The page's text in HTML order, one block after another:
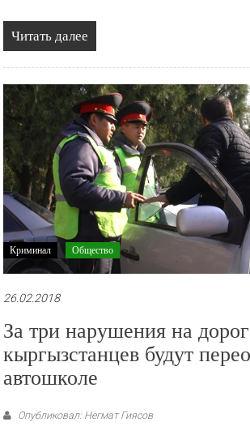
Читать далее
Криминал Общество
26.02.2018
За три нарушения на
кыргызстанцев будут
автошколе
Опубликовал: Негмат Гиясов